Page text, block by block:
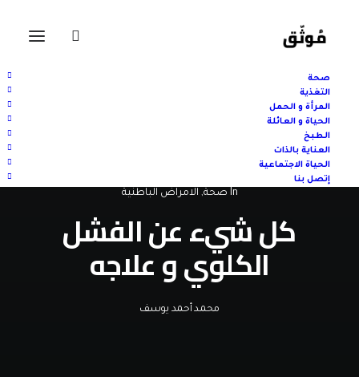
صحة
التغذية
المرأة و الحمل
الحياة و العائلة
الطبخ
العناية بالذات
الحياة الاجتماعية
إتصل بنا
In صحة, الامراض الباطنية
كل شيء عن الفشل
الكلوي و علاجه
محمد أحمد يوسف